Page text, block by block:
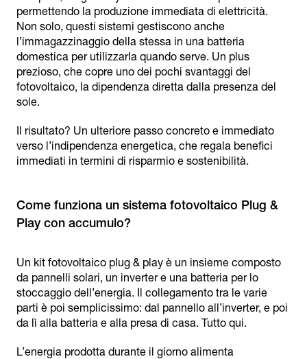
permettendo la produzione immediata di elettricità.
Non solo, questi sistemi gestiscono anche
l’immagazzinaggio della stessa in una batteria
domestica per utilizzarla quando serve. Un plus
prezioso, che copre uno dei pochi svantaggi del
fotovoltaico, la dipendenza diretta dalla presenza del
sole.
Il risultato? Un ulteriore passo concreto e immediato
verso l’indipendenza energetica, che regala benefici
immediati in termini di risparmio e sostenibilità.
Come funziona un sistema fotovoltaico Plug &
Un kit fotovoltaico plug & play è un insieme composto
da pannelli solari, un inverter e una batteria per lo
stoccaggio dell’energia. Il collegamento tra le varie
parti è poi semplicissimo: dal pannello all’inverter, e poi
da lì alla batteria e alla presa di casa. Tutto qui.
L’energia prodotta durante il giorno alimenta